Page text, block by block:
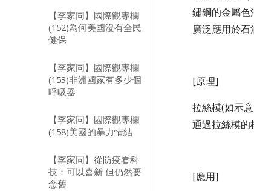
【李家同】國際觀專欄
(152)為何美國沒有全民
健保
【李家同】國際觀專欄
(153)非洲國家有多少個
呼吸器
【李家同】國際觀專欄
(158)美國的暴力情結
【李家同】從防疫看科
技：可以喜新 但仍然要
念舊
鏽鋼的金屬
廣泛應用於石
[原理]
拉絲模(如示
通過拉絲模的
[應用]